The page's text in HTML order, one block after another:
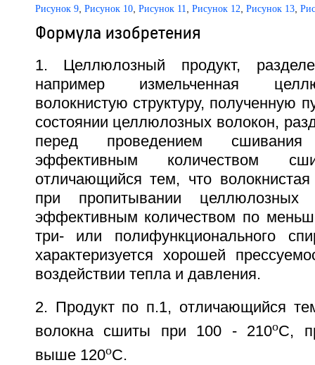
Рисунок 9, Рисунок 10, Рисунок 11 Рисунок 12 Рисунок 13,
Формула изобретения
1. Целлюлозный продукт,
например измельченная
волокнистую структуру, полученную
состоянии целлюлозных волокон,
перед проведением
эффективным количеством
отличающийся тем, что волокнистая
при пропитывании
эффективным количеством по
три- или полифункционального
характеризуется хорошей
воздействии тепла и давления.
2. Продукт по п.1, отличающийся
волокна сшиты при 100 - 210oC,
выше 120oC.